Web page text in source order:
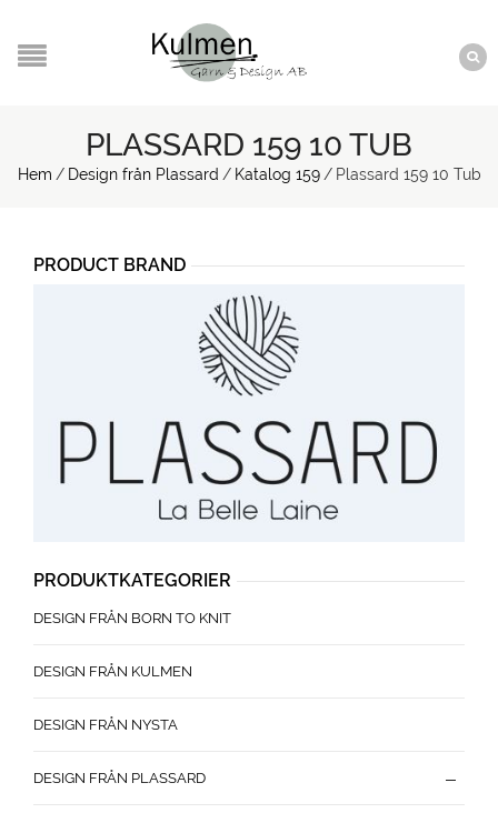
PLASSARD 159 10 TUB
Hem / Design från Plassard / Katalog 159 / Plassard 159 10 Tub
PRODUCT BRAND
PRODUKTKATEGORIER
DESIGN FRÅN BORN TO KNIT
DESIGN FRÅN KULMEN
DESIGN FRÅN NYSTA
DESIGN FRÅN PLASSARD